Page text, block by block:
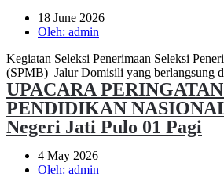
18 June 2026
Oleh: admin
Kegiatan Seleksi Penerimaan Seleksi
(SPMB) Jalur Domisili yang berlangsung
UPACARA
PENDIDIKAN
Negeri Jati Pulo 01 Pagi
4 May 2026
Oleh: admin